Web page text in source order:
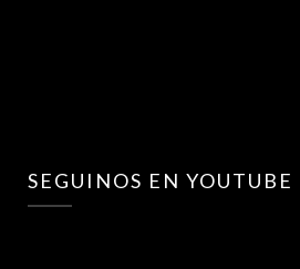
SEGUINOS EN YOUTUBE